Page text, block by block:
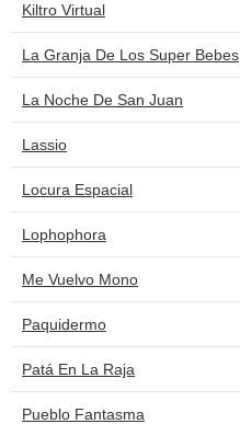
Kiltro Virtual
La Granja De Los Super Bebes
La Noche De San Juan
Lassio
Locura Espacial
Lophophora
Me Vuelvo Mono
Paquidermo
Patá En La Raja
Pueblo Fantasma